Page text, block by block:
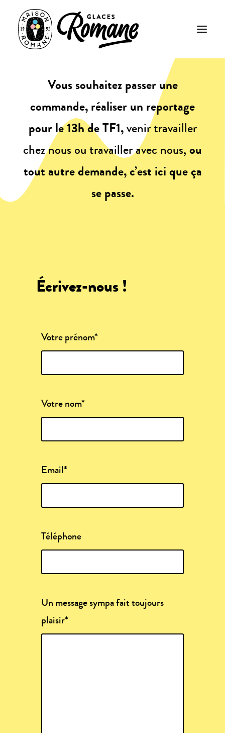
Contactez-nous
Vous souhaitez passer une
commande, réaliser un reportage
pour le 13h de TF1,venir travailler
chez nous ou travailler avec nous,ou
tout autre demande, c’est ici que ça
se passe.
Écrivez-nous !
Votre prénom*
Votre nom*
Email*
Téléphone
Un message sympa fait toujours
plaisir*